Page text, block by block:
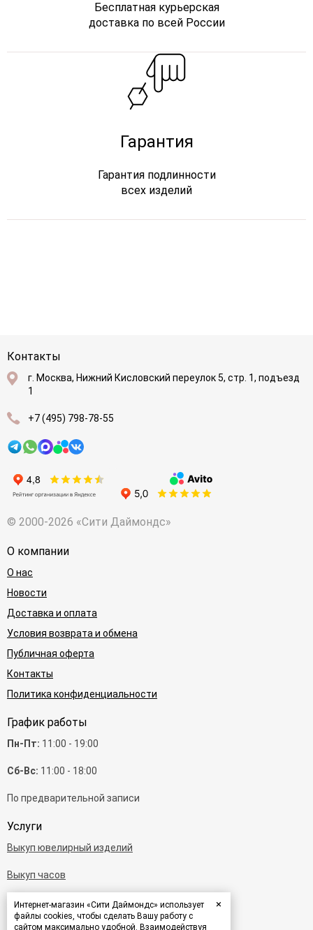
×
Интернет-магазин «Сити Даймондс» использует
файлы cookies, чтобы сделать Вашу работу с
сайтом максимально удобной. Взаимодействуя
Бесплатная курьерская
доставка по всей России
Гарантия
Гарантия подлинности
всех изделий
Контакты
г. Москва, Нижний Кисловский переулок 5, стр. 1, подъезд
1
+7 (495) 798-78-55
© 2000-2026 «Сити Даймондс»
О компании
О нас
Новости
Доставка и оплата
Условия возврата и обмена
Публичная оферта
Контакты
Политика конфиденциальности
График работы
Пн-Пт: 11:00 - 19:00
Сб-Вс: 11:00 - 18:00
По предварительной записи
Услуги
Выкуп ювелирный изделий
Выкуп часов
Выкуп бриллиантов